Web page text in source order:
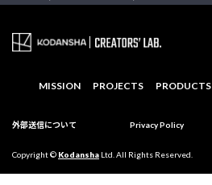
MISSION PROJECTS PRODUCTS
外部送信について Privacy Policy
Copyright © Kodansha Ltd. All Rights Reserved.